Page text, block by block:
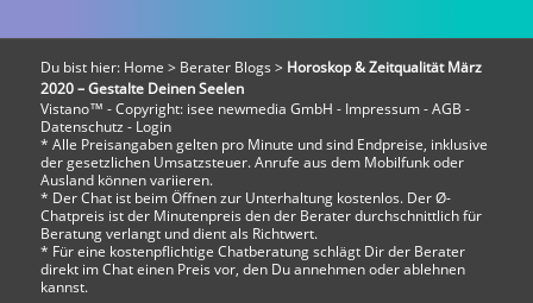
Du bist hier: Home > Berater Blogs > Horoskop & Zeitqualität März
2020 – Gestalte Deinen Seelen
Vistano™ - Copyright: isee newmedia GmbH - Impressum-AGB -
Datenschutz - Login
* Alle Preisangaben gelten pro Minute und sind Endpreise, inklusive
der gesetzlichen Umsatzsteuer. Anrufe aus dem Mobilfunk oder
Ausland können variieren.
* Der Chat ist beim Öffnen zur Unterhaltung kostenlos. Der Ø-
Chatpreis ist der Minutenpreis den der Berater durchschnittlich für
Beratung verlangt und dient als Richtwert.
* Für eine kostenpflichtige Chatberatung schlägt Dir der Berater
direkt im Chat einen Preis vor, den Du annehmen oder ablehnen
kannst.